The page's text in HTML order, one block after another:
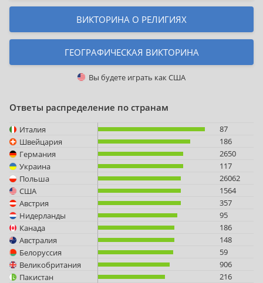
ВИКТОРИНА О РЕЛИГИЯХ
ГЕОГРАФИЧЕСКАЯ ВИКТОРИНА
Вы будете играть какСША
Ответы распределение по странам
Италия
87
Швейцария
186
Германия
2650
Украина
117
Польша
26062
США
1564
Австрия
357
Нидерланды
95
Канада
186
Австралия
148
Белоруссия
59
Великобритания
906
Пакистан
216